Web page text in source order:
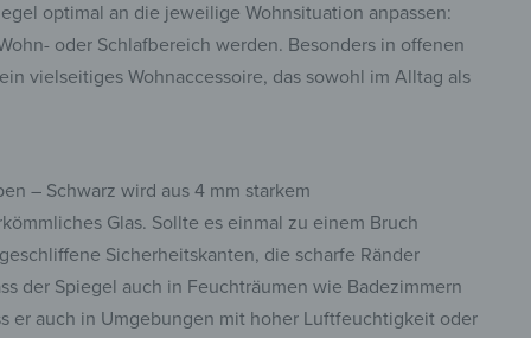
optimal an die jeweilige Wohnsituation anpassen:
oder Schlafbereich werden. Besonders in offenen
vielseitiges Wohnaccessoire, das sowohl im Alltag als
– Schwarz wird aus 4 mm starkem
Glas. Sollte es einmal zu einem Bruch
Sicherheitskanten, die scharfe Ränder
der Spiegel auch in Feuchträumen wie Badezimmern
er auch in Umgebungen mit hoher Luftfeuchtigkeit oder
facebook